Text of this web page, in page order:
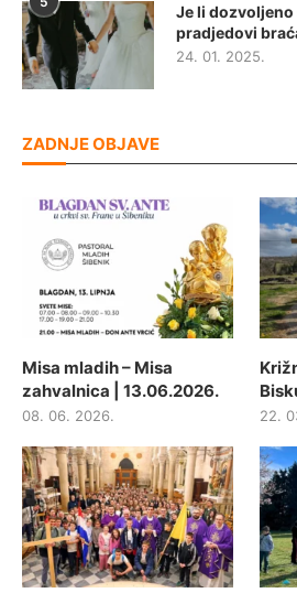
Je li dozvoljeno
pradjedovi
24. 01. 2025.
ZADNJE OBJAVE
Misa mladih – Misa
zahvalnica | 13.06.2026.
08. 06. 2026. 22.